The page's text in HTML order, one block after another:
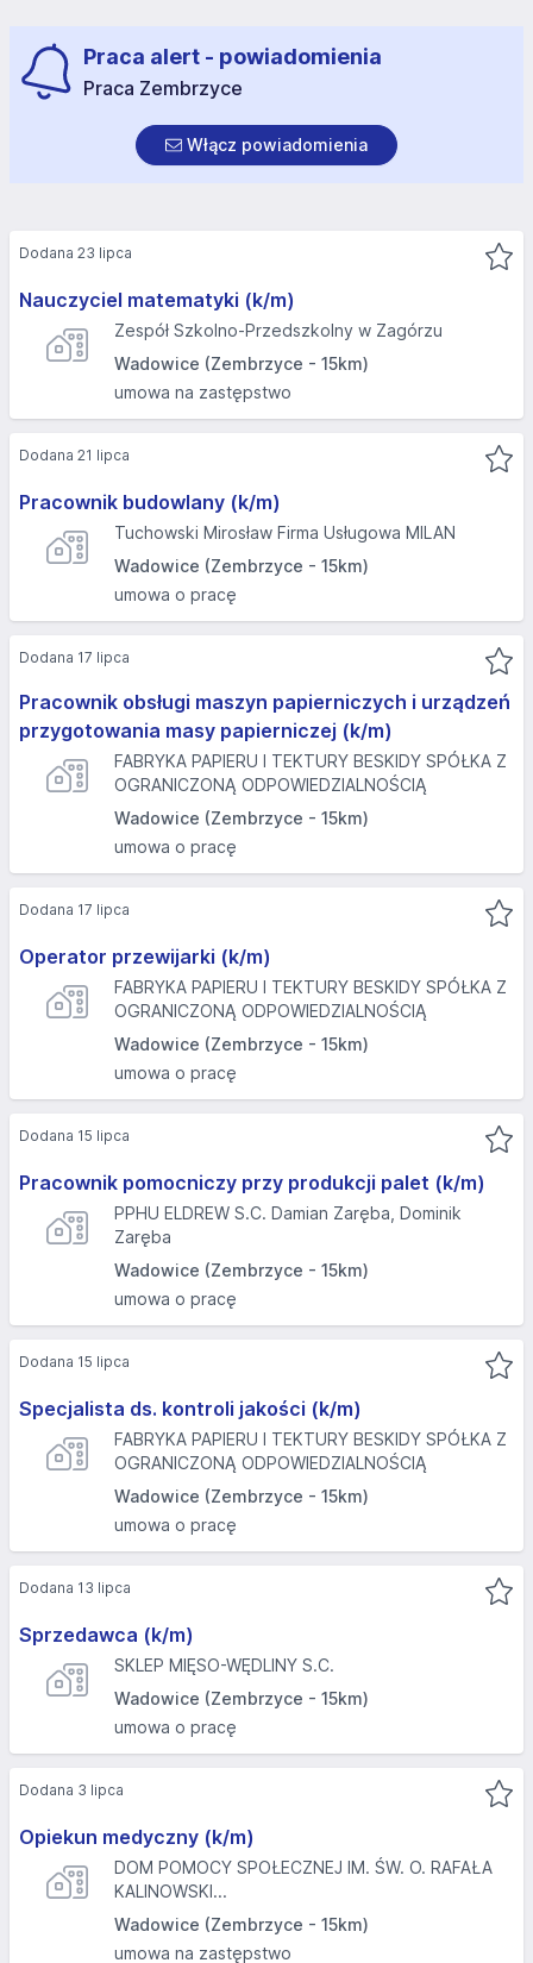
Praca alert - powiadomienia
Praca Zembrzyce
Włącz powiadomienia
Nauczyciel matematyki (k/m)
Zespół Szkolno-Przedszkolny w Zagórzu
Wadowice (Zembrzyce - 15km)
umowa na zastępstwo
Dodana 23 lipca
Pracownik budowlany (k/m)
Tuchowski Mirosław Firma Usługowa MILAN
Wadowice (Zembrzyce - 15km)
umowa o pracę
Dodana 21 lipca
Pracownik obsługi maszyn papierniczych i urządzeń
przygotowania masy papierniczej (k/m)
FABRYKA PAPIERU I TEKTURY BESKIDY SPÓŁKA Z
OGRANICZONĄ ODPOWIEDZIALNOŚCIĄ
Wadowice (Zembrzyce - 15km)
umowa o pracę
Dodana 17 lipca
Operator przewijarki (k/m)
FABRYKA PAPIERU I TEKTURY BESKIDY SPÓŁKA Z
OGRANICZONĄ ODPOWIEDZIALNOŚCIĄ
Wadowice (Zembrzyce - 15km)
umowa o pracę
Dodana 17 lipca
Pracownik pomocniczy przy produkcji palet (k/m)
PPHU ELDREW S.C. Damian Zaręba, Dominik
Zaręba
Wadowice (Zembrzyce - 15km)
umowa o pracę
Dodana 15 lipca
Specjalista ds. kontroli jakości (k/m)
FABRYKA PAPIERU I TEKTURY BESKIDY SPÓŁKA Z
OGRANICZONĄ ODPOWIEDZIALNOŚCIĄ
Wadowice (Zembrzyce - 15km)
umowa o pracę
Dodana 15 lipca
Sprzedawca (k/m)
SKLEP MIĘSO-WĘDLINY S.C.
Wadowice (Zembrzyce - 15km)
umowa o pracę
Dodana 13 lipca
Opiekun medyczny (k/m)
DOM POMOCY SPOŁECZNEJ IM. ŚW. O. RAFAŁA
KALINOWSKI...
Wadowice (Zembrzyce - 15km)
umowa na zastępstwo
Dodana 3 lipca